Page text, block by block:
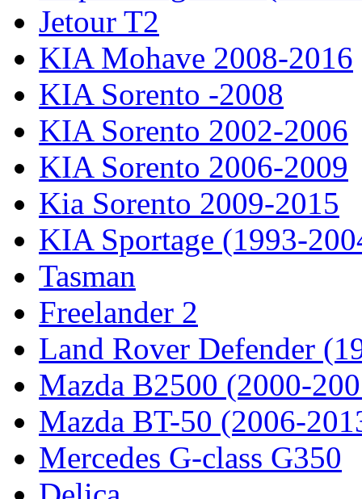
Jetour T2
KIA Mohave 2008-2016
KIA Sorento -2008
KIA Sorento 2002-2006
KIA Sorento 2006-2009
Kia Sorento 2009-2015
KIA Sportage (1993-
Tasman
Freelander 2
Land Rover Defender
Mazda B2500 (2000-
Mazda BT-50 (2006-
Mercedes G-class G350